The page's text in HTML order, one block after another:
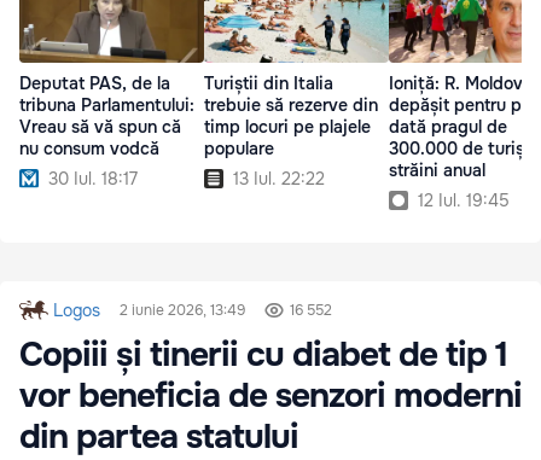
Deputat PAS, de la
tribuna Parlamentului:
Vreau să vă spun că
nu consum vodcă
30 Iul. 18:17
Turiștii din Italia
trebuie să rezerve din
timp locuri pe plajele
populare
13 Iul. 22:22
Ioniță: R. Moldova
depășit pentru
dată pragul de
300.000 de turiști
străini anual
12 Iul. 19:45
Logos 2 iunie 2026, 13:49 16 552
Copiii și tinerii cu diabet de tip 1
vor beneficia de senzori moderni
din partea statului